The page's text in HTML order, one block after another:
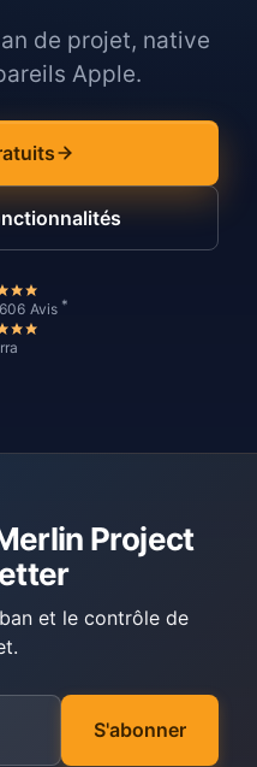
de projet, native
Apple.
Avis *
Project
et le contrôle de
S'abonner